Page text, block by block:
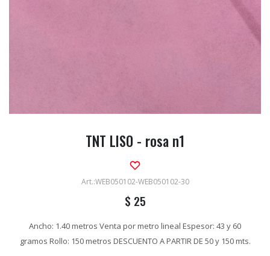
TNT LISO - rosa n1
WEB050102-WEB050102-30
$ 25
Ancho: 1.40 metros Venta por metro lineal Espesor: 43 y 60
gramos Rollo: 150 metros DESCUENTO A PARTIR DE 50 y 150 mts.